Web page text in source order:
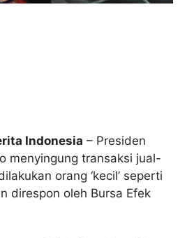
Indonesia – Presiden
menyingung transaksi jual-
orang ‘kecil’ seperti
direspon oleh Bursa Efek